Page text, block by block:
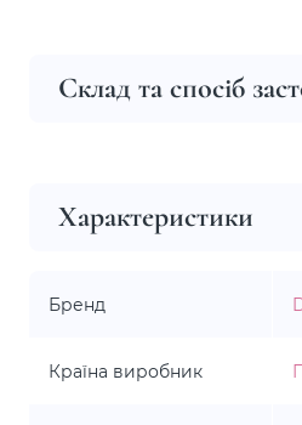
Склад та спосіб
Характеристики
Бренд
Країна виробник